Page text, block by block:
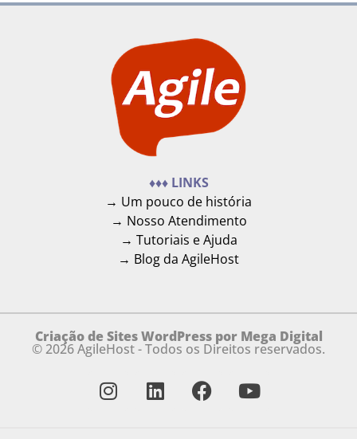
♦♦♦ LINKS
→ Um pouco de história
→ Nosso Atendimento
→ Tutoriais e Ajuda
→ Blog da AgileHost
Criação de Sites WordPress por Mega Digital
© 2026 AgileHost - Todos os Direitos reservados.